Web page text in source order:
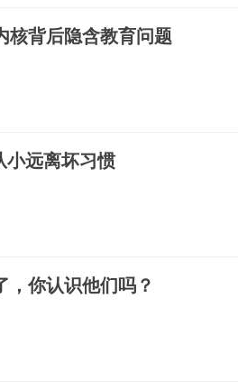
核背后隐含教育问题
小远离坏习惯
，你认识他们吗？